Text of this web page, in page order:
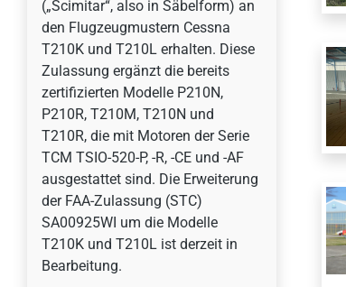
(„Scimitar“, also in Säbelform) an
den Flugzeugmustern Cessna
T210K und T210L erhalten. Diese
Zulassung ergänzt die bereits
zertifizierten Modelle P210N,
P210R, T210M, T210N und
T210R, die mit Motoren der Serie
TCM TSIO-520-P, -R, -CE und -AF
ausgestattet sind. Die Erweiterung
der FAA-Zulassung (STC)
SA00925WI um die Modelle
T210K und T210L ist derzeit in
Bearbeitung.